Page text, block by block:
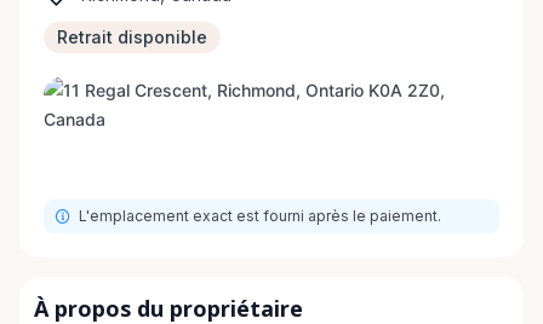
Retrait disponible
L'emplacement exact est fourni après le paiement.
À propos du propriétaire